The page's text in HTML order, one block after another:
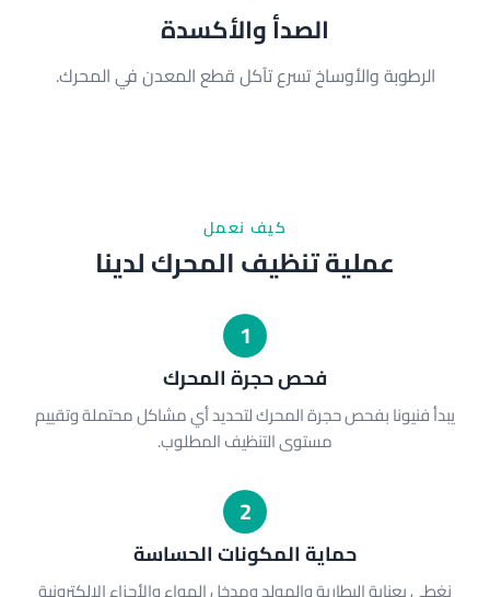
الصدأ والأكسدة
الرطوبة والأوساخ تسرع تآكل قطع المعدن في المحرك.
كيف نعمل
عملية تنظيف المحرك لدينا
1
فحص حجرة المحرك
يبدأ فنيونا بفحص حجرة المحرك لتحديد أي مشاكل محتملة وتقييم
مستوى التنظيف المطلوب.
2
حماية المكونات الحساسة